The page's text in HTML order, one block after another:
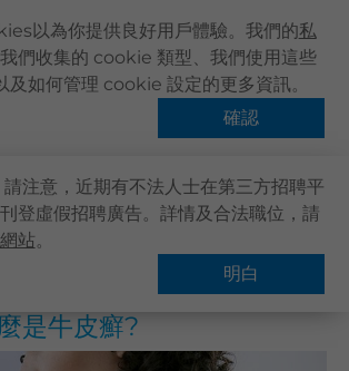
以為你提供良好用戶體驗。我們的私
們收集的 cookie 類型、我們使用這些
如何管理 cookie 設定的更多資訊。
確認
請注意，近期有不法人士在第三方招聘平
登虛假招聘廣告。詳情及合法職位，請
站。
明白
健康專題 牛皮癬 | 甚麼是牛皮癬?
常見問題
是牛皮癬?